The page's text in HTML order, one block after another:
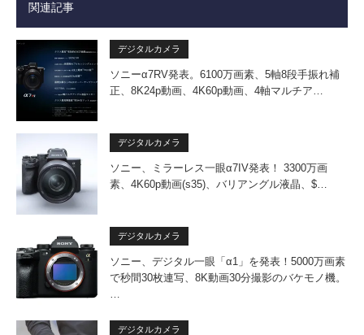
関連記事
デジタルカメラ
ソニーα7RV発表。6100万画素、5軸8段手振れ補
正、8K24p動画、4K60p動画、4軸マルチア…
デジタルカメラ
ソニー、ミラーレス一眼α7IV発表！ 3300万画
素、4K60p動画(s35)、バリアングル液晶、$…
デジタルカメラ
ソニー、デジタル一眼「α1」を発表！5000万画素
で秒間30枚連写、8K動画30分撮影のバケモノ機。
…
デジタルカメラ